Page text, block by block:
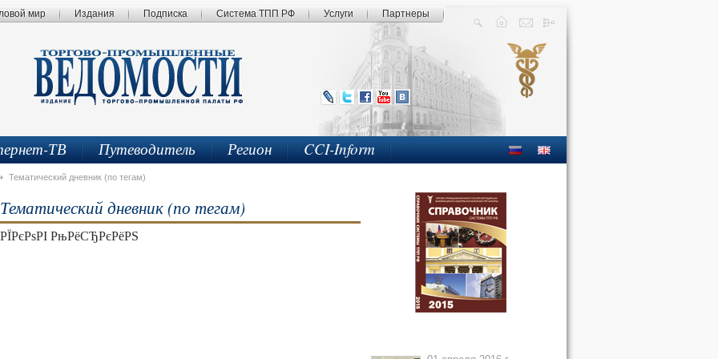
мир Издания Подписка Система ТПП РФ Услуги Партнеры
ТВ Путеводитель Регион CCI-Inform
Тематический дневник (по тегам)
Тематический дневник (по тегам)
РЇРєРѕРІ РњРёСЂРєРёРЅ